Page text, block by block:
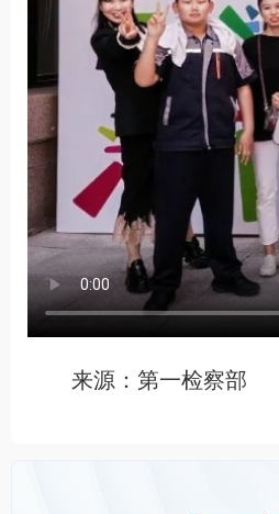
来源：第一检察部